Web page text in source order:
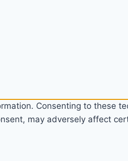
Consenting to these
may adversely affect